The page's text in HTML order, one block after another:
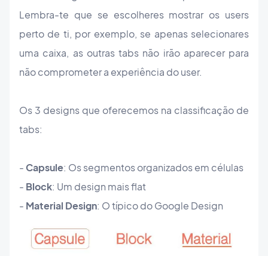
Lembra-te que se escolheres mostrar os users
perto de ti, por exemplo, se apenas selecionares
uma caixa, as outras tabs não irão aparecer para
não comprometer a experiência do user.
Os 3 designs que oferecemos na classificação de
tabs:
-Capsule: Os segmentos organizados em células
- Block: Um design mais flat
- Material Design: O típico do Google Design